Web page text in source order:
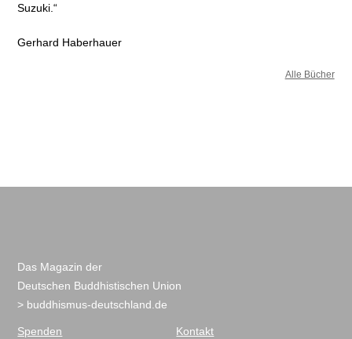
Suzuki.“
Gerhard Haberhauer
Alle Bücher
Das Magazin der
Deutschen Buddhistischen Union
> buddhismus-deutschland.de
Spenden Kontakt